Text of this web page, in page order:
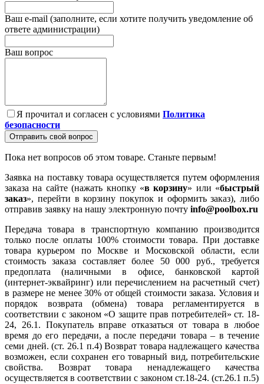
Ваш e-mail (заполните, если хотите получить уведомление об
ответе администрации)
Ваш вопрос
Я прочитал и согласен с условиями Политика
безопасности
Отправить свой вопрос
Пока нет вопросов об этом товаре. Станьте первым!
Заявка на поставку товара осуществляется путем оформления
заказа на сайте (нажать кнопку «в корзину» или «быстрый
заказ», перейти в корзину покупок и оформить заказ), либо
отправив заявку на нашу электронную почту info@poolbox.ru
Передача товара в транспортную компанию производится
только после оплаты 100% стоимости товара. При доставке
товара курьером по Москве и Московской области, если
стоимость заказа составляет более 50 000 руб., требуется
предоплата (наличными в офисе, банковской картой
(интернет-эквайринг) или перечислением на расчетный счет)
в размере не менее 30% от общей стоимости заказа. Условия и
порядок возврата (обмена) товара регламентируется в
соответствии с законом «О защите прав потребителей» ст. 18-
24, 26.1. Покупатель вправе отказаться от товара в любое
время до его передачи, а после передачи товара – в течение
семи дней. (ст. 26.1 п.4) Возврат товара надлежащего качества
возможен, если сохранен его товарный вид, потребительские
свойства. Возврат товара ненадлежащего качества
осуществляется в соответствии с законом ст.18-24. (ст.26.1 п.5)